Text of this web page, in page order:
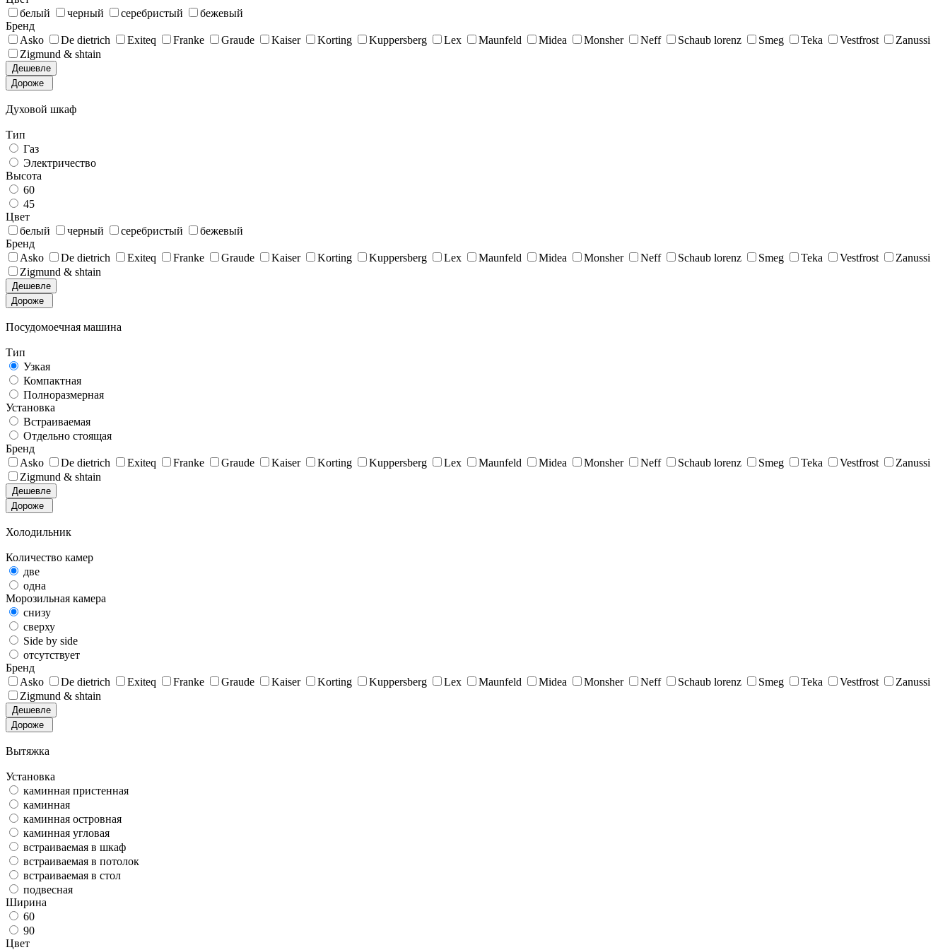
белый
черный серебристый
бежевый
Бренд
Asko
De dietrich Exiteq Franke Graude Kaiser Korting Kuppersberg Lex Maunfeld Midea Monsher Neff Schaub lorenz Smeg Teka Vestfrost
Zanussi
Zigmund & shtain
Дешевле
Дороже
Духовой шкаф
Тип
Газ
Электричество
Высота
60
45
Цвет
белый
черный серебристый
бежевый
Бренд
Asko
De dietrich Exiteq Franke Graude Kaiser Korting Kuppersberg Lex Maunfeld Midea Monsher Neff Schaub lorenz Smeg Teka Vestfrost
Zanussi
Zigmund & shtain
Дешевле
Дороже
Посудомоечная машина
Тип
Узкая
Компактная
Полноразмерная
Установка
Встраиваемая
Отдельно стоящая
Бренд
Asko
De dietrich Exiteq Franke Graude Kaiser Korting Kuppersberg Lex Maunfeld Midea Monsher Neff Schaub lorenz Smeg Teka Vestfrost
Zanussi
Zigmund & shtain
Дешевле
Дороже
Холодильник
Количество камер
две
одна
Морозильная камера
снизу
сверху
Side by side
отсутствует
Бренд
Asko
De dietrich Exiteq Franke Graude Kaiser Korting Kuppersberg Lex Maunfeld Midea Monsher Neff Schaub lorenz Smeg Teka Vestfrost
Zanussi
Zigmund & shtain
Дешевле
Дороже
Вытяжка
Установка
каминная пристенная
каминная
каминная островная
каминная угловая
встраиваемая в шкаф
встраиваемая в потолок
встраиваемая в стол
подвесная
Ширина
60
90
Цвет